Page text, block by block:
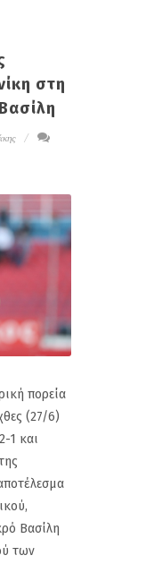
στη
πορεία
(27/6)
1 και
Βασίλη
των